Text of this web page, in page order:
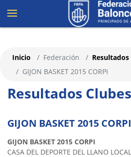
Resultados Clubes
Inicio Federación
GIJON BASKET 2015 CORPI
GIJON BASKET 2015 CORPI
GIJON BASKET 2015 CORPI
CASA DEL DEPORTE DEL LLANO